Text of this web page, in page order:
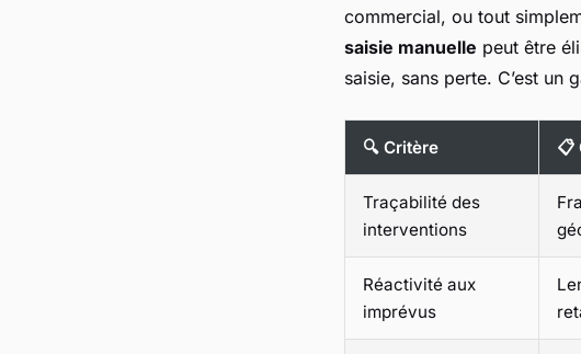
commercial, ou tout
saisie manuelle peut être
saisie, sans perte. C’est un
🔍 Critère 📋
Traçabilité des
interventions
Réactivité aux
imprévus